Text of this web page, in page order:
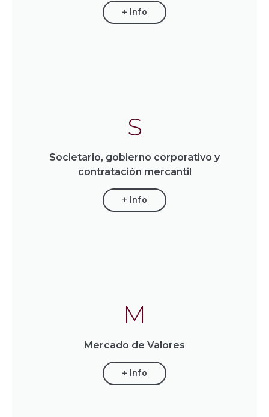
+ Info
S
Societario, gobierno corporativo y
contratación mercantil
+ Info
M
Mercado de Valores
+ Info